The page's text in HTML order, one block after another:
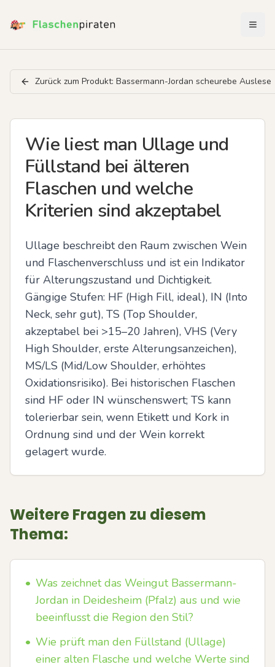
Zurück zum Produkt: Bassermann-Jordan scheurebe Auslese
Wie liest man Ullage und
Füllstand bei älteren
Flaschen und welche
Kriterien sind akzeptabel
Ullage beschreibt den Raum zwischen Wein
und Flaschenverschluss und ist ein Indikator
für Alterungszustand und Dichtigkeit.
Gängige Stufen: HF (High Fill, ideal), IN (Into
Neck, sehr gut), TS (Top Shoulder,
akzeptabel bei >15–20 Jahren), VHS (Very
High Shoulder, erste Alterungsanzeichen),
MS/LS (Mid/Low Shoulder, erhöhtes
Oxidationsrisiko). Bei historischen Flaschen
sind HF oder IN wünschenswert; TS kann
tolerierbar sein, wenn Etikett und Kork in
Ordnung sind und der Wein korrekt
gelagert wurde.
Weitere Fragen zu diesem
Thema:
• Was zeichnet das Weingut Bassermann-
Jordan in Deidesheim (Pfalz) aus und wie
beeinflusst die Region den Stil?
• Wie prüft man den Füllstand (Ullage)
einer alten Flasche und welche Werte sind